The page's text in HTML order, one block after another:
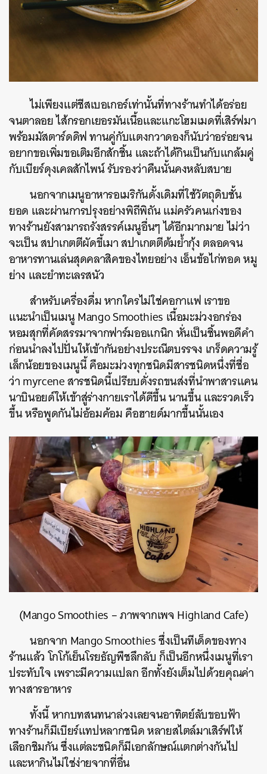
ไม่เพียงแต่ชีสเบอเกอร์เท่านั้นที่ทางร้านทำได้อร่อย
จนตาลอย ไส้กรอกเยอรมันเนื้อและแกะโฮมเมดที่เสิร์ฟมา
พร้อมมัสตาร์ดดิฟ ทานคู่กับแตงกวาดองก็นับว่าอร่อยจน
อยากขอเพิ่มขอเติมอีกสักชิ้น และถ้าได้กินเป็นกับแกล้มคู่
กับเบียร์ดุงเคลสักไพน์ รับรองว่าคืนนั้นคงหลับสบาย
นอกจากเมนูอาหารอเมริกันดั้งเดิมที่ใช้วัตถุดิบชั้น
ยอด และผ่านการปรุงอย่างพิถีพิถัน แม่ครัวคนเก่งของ
ทางร้านยังสามารถรังสรรค์เมนูอื่นๆ ได้อีกมากมาย ไม่ว่า
จะเป็น สปาเกตตีผัดขี้เมา สปาเกตตีต้มย้ำกุ้ง ตลอดจน
อาหารทานเล่นสุดคลาสิคของไทยอย่าง เอ็นข้อไก่ทอด หมู
ย่าง และยำทะเลรสนัว
สำหรับเครื่องดื่ม หากใครไม่ใช่คอกาแฟ เราขอ
แนะนำเป็นเมนู Mango Smoothies เนื้อมะม่วงอกร่อง
หอมสุกที่คัดสรรมาจากฟาร์มออแกนิก หั่นเป็นชิ้นพอดีคำ
ก่อนนำลงไปปั่นให้เข้ากันอย่างประณีตบรรจง เกร็ดความรู้
เล็กน้อยของเมนูนี้ คือมะม่วงทุกชนิดมีสารชนิดหนึ่งที่ชื่อ
ว่า myrcene สารชนิดนี้เปรียบดั่งรถขนส่งที่นำพาสารแคน
นาบินอยด์ให้เข้าสู่ร่างกายเราได้ดีขึ้น นานขึ้น และรวดเร็ว
ขึ้น หรือพูดกันไม่อ้อมค้อมคือฮายด์มากขึ้นนั้นเอง
(Mango Smoothies – ภาพจากเพจ Highland Cafe)
นอกจาก Mango Smoothies ซึ่งเป็นทีเด็ดของทาง
ร้านแล้ว โกโก้เย็นโรยธัญพืชลึกลับ ก็เป็นอีกหนึ่งเมนูที่เรา
ประทับใจ เพราะมีความแปลก อีกทั้งยังเต็มไปด้วยคุณค่า
ทางสารอาหาร
ทั้งนี้ หากบทสนทนาล่วงเลยจนอาทิตย์ลับขอบฟ้า
ทางร้านก็มีเบียร์แทปหลากชนิด หลายสไตล์มาเสิร์ฟให้
เลือกชิมกัน ซึ่งแต่ละชนิดก็มีเอกลักษณ์แตกต่างกันไป
และหากินไม่ใช่ง่ายจากที่อื่น